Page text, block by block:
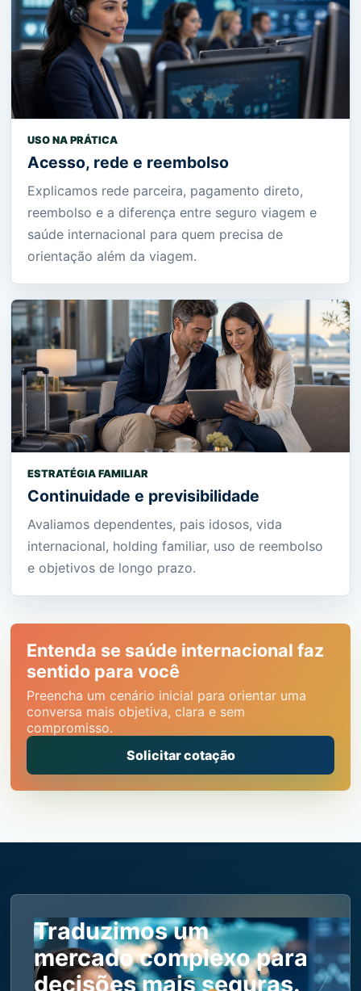
USO NA PRÁTICA
Acesso, rede e reembolso
Explicamos rede parceira, pagamento direto,
reembolso e a diferença entre seguro viagem e
saúde internacional para quem precisa de
orientação além da viagem.
ESTRATÉGIA FAMILIAR
Continuidade e previsibilidade
Avaliamos dependentes, pais idosos, vida
internacional, holding familiar, uso de reembolso
e objetivos de longo prazo.
Entenda se saúde internacional faz
sentido para você
Preencha um cenário inicial para orientar uma
conversa mais objetiva, clara e sem
compromisso.
Solicitar cotação
Traduzimos um
mercado complexo para
decisões mais seguras.